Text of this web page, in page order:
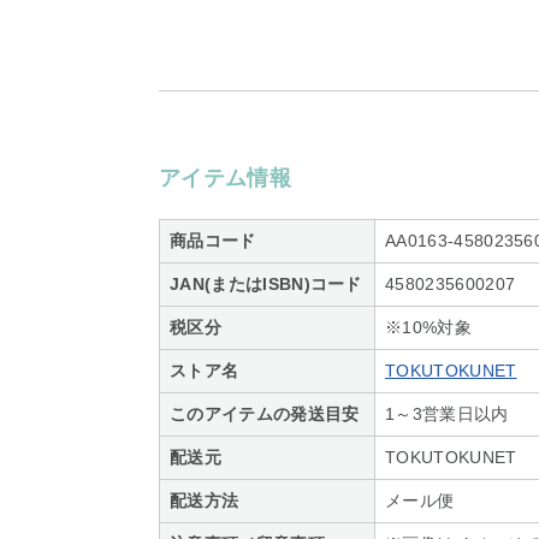
アイテム情報
商品コード AA0163-
JAN(またはISBN)コード 4580235600207
税区分 ※10%対象
ストア名 TOKUTOKUNET
このアイテムの発送目安 1～3営業日以内
配送元 TOKUTOKUNET
配送方法 メール便